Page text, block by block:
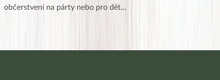
občerstvení na párty nebo pro dět...